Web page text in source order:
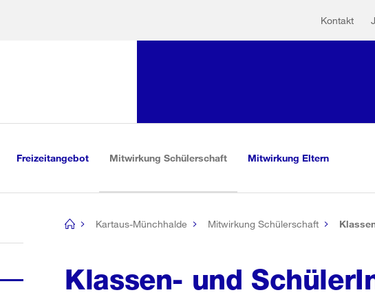
Kontakt
Freizeitangebot Mitwirkung Schülerschaft(aktiv)Mitwirkung Eltern
[no
Kartaus-Münchhalde Mitwirkung Schülerschaft
Klassen- und